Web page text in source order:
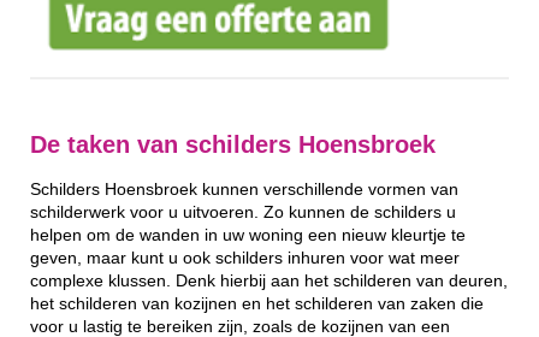
De taken van schilders Hoensbroek
Schilders Hoensbroek kunnen verschillende vormen van
schilderwerk voor u uitvoeren. Zo kunnen de schilders u
helpen om de wanden in uw woning een nieuw kleurtje te
geven, maar kunt u ook schilders inhuren voor wat meer
complexe klussen. Denk hierbij aan het schilderen van deuren,
het schilderen van kozijnen en het schilderen van zaken die
voor u lastig te bereiken zijn, zoals de kozijnen van een